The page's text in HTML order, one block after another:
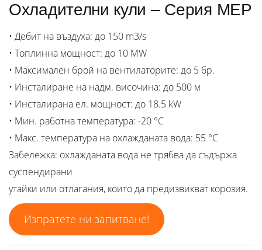
Охладителни кули – Серия MEP
• Дебит на въздуха: до 150 m3/s
• Топлинна мощност: до 10 MW
• Максимален брой на вентилаторите: до 5 бр.
• Инсталиране на надм. височина: до 500 м
• Инсталирана ел. мощност: до 18.5 kW
• Мин. работна температура: -20 °C
• Макс. температура на охлажданата вода: 55 °С
Забележка: охлажданата вода не трябва да съдържа
суспендирани
утайки или отлагания, които да предизвикват корозия.
Изпратете ни запитване!